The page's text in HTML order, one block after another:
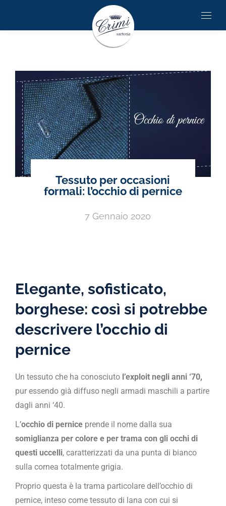
Tessuto per occasioni
formali: l’occhio di pernice
7 Gennaio 2020
Elegante, sofisticato,
borghese: così si potrebbe
descrivere l’occhio di
pernice
Un tessuto che ha conosciuto l’exploit negli anni ‘70,
pur essendo già diffuso negli armadi maschili a partire
dagli anni ‘40.
L’occhio di pernice prende il nome dalla sua
somiglianza per colore e per trama con gli occhi di
questi uccelli, caratterizzati da una punta di bianco
sulla cornea totalmente grigia.
Proprio questa è la trama particolare dell’occhio di
pernice, inteso come tessuto di lana con cui si